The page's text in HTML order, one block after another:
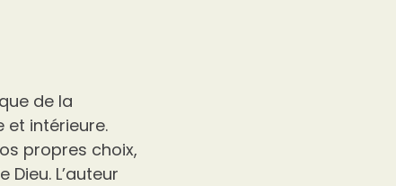
de la
et intérieure.
propres choix,
L’auteur